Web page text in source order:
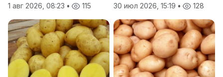
1 авг 2026, 08:23 • 115
30 июл 2026, 15:19 • 128